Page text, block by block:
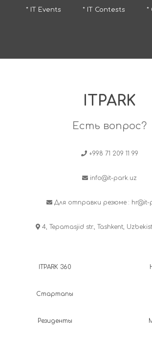
* IT Events * IT Contests *
ITPARK
Есть вопрос?
+998 71 209 11 99
info@it-park.uz
Для отправки резюме : hr@it-
4, Tepamasjid str., Tashkent,
ITPARK 360
Стартапы
Резиденты